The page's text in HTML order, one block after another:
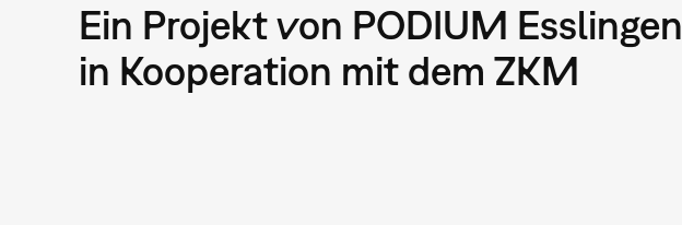
Ein Projekt von PODIUM Esslingen
in Kooperation mit dem ZKM